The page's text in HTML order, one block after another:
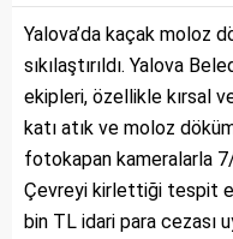
Yalova’da kaçak moloz
sıkılaştırıldı. Yalova
ekipleri, özellikle kırsal
katı atık ve moloz
fotokapan kameralarla
Çevreyi kirlettiği tespit
bin TL idari para cezası